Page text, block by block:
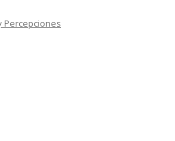
Percepciones